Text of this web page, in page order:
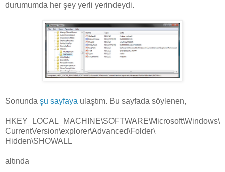
durumumda her şey yerli yerindeydi.
Sonunda şu sayfaya ulaştım. Bu sayfada söylenen,
HKEY_LOCAL_MACHINE\SOFTWARE\Microsoft\Windows\
CurrentVersion\explorer\Advanced\Folder\
Hidden\SHOWALL
altında